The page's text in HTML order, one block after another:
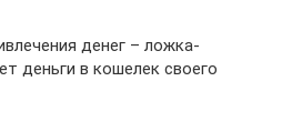
денег – ложка-
деньги в кошелек своего